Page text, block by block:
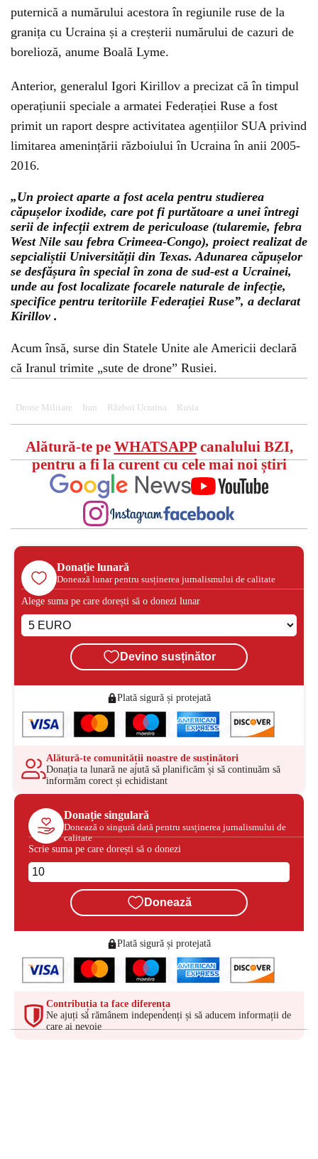
puternică a numărului acestora în regiunile ruse de la
granița cu Ucraina și a creșterii numărului de cazuri de
borelioză, anume Boală Lyme.
Anterior, generalul Igori Kirillov a precizat că în timpul
operațiunii speciale a armatei Federației Ruse a fost
primit un raport despre activitatea agențiilor SUA privind
limitarea amenințării războiului în Ucraina în anii 2005-
2016.
„Un proiect aparte a fost acela pentru studierea
căpușelor ixodide, care pot fi purtătoare a unei întregi
serii de infecții extrem de periculoase (tularemie, febra
West Nile sau febra Crimeea-Congo), proiect realizat de
sepcialiștii Universității din Texas. Adunarea căpușelor
se desfășura în special în zona de sud-est a Ucrainei,
unde au fost localizate focarele naturale de infecție,
specifice pentru teritoriile Federației Ruse”, a declarat
Kirillov .
Acum însă, surse din Statele Unite ale Americii declară
că Iranul trimite „sute de drone” Rusiei.
Drone Militare Iran Război Ucraina Rusia
Alătură-te pe WHATSAPPcanalului BZI,
pentru a fi la curent cu cele mai noi știri
Donație lunară
Donează lunar pentru susținerea jurnalismului de calitate
Alege suma pe care dorești să o donezi lunar
Devino susținător
Plată sigură și protejată
Alătură-te comunității noastre de susținători
Donația ta lunară ne ajută să planificăm și să continuăm să
informăm corect și echidistant
Donație singulară
Donează o singură dată pentru susținerea jurnalismului de
calitate
Scrie suma pe care dorești să o donezi
Donează
Plată sigură și protejată
Contribuția ta face diferența
Ne ajuți să rămânem independenți și să aducem informații de
care ai nevoie